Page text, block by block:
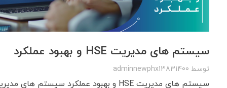
سیستم های مدیریت HSE و بهبود عملکرد
توسط adminnewphx13831400